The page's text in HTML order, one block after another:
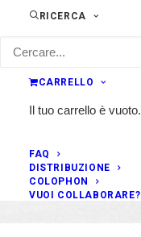
RICERCA
CARRELLO
Il tuo carrello è vuoto.
FAQ
DISTRIBUZIONE
COLOPHON
VUOI COLLABORARE?